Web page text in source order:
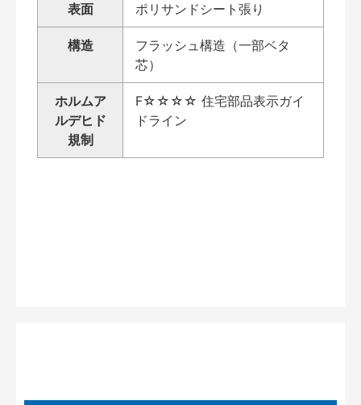
表面 ポリサンドシート張り
構造
フラッシュ構造（一部ベタ
芯）
ホルムア
ルデヒド
規制
F☆☆☆☆ 住宅部品表示ガイ
ドライン